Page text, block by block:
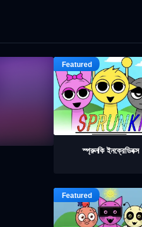
স্প্রুনকি ইনক্রেডিবক্স